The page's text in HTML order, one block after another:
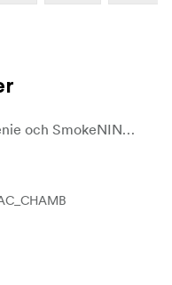
Stötsäker kammare för SmokeGenie och SmokeNINJA.